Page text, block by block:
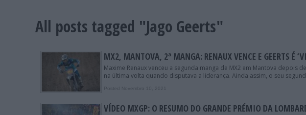
All posts tagged "Jago Geerts"
MX2, MANTOVA, 2ª MANGA: RENAUX VENCE E GEERTS É
Maxime Renaux venceu a segunda manga de MX2 em Mantova depois
na última volta quando disputava a liderança. Ainda assim, o seu
Posted Novembro 10, 2021
VÍDEO MXGP: O RESUMO DO GRANDE PRÉMIO DA